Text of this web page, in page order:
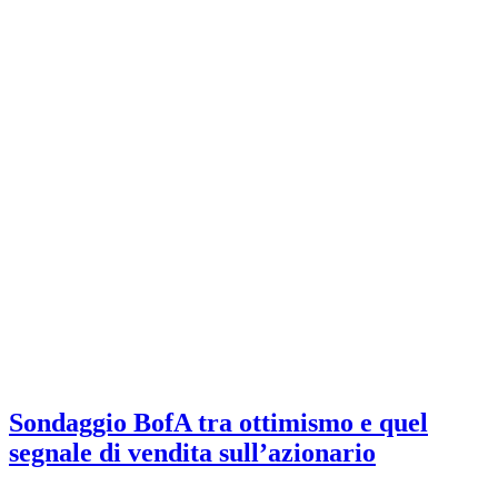
Sondaggio BofA tra ottimismo e quel
segnale di vendita sull’azionario